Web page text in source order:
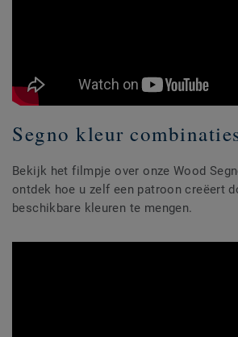
Segno kleur
Bekijk het filmpje over onze Wood
ontdek hoe u zelf een patroon creëert
beschikbare kleuren te mengen.